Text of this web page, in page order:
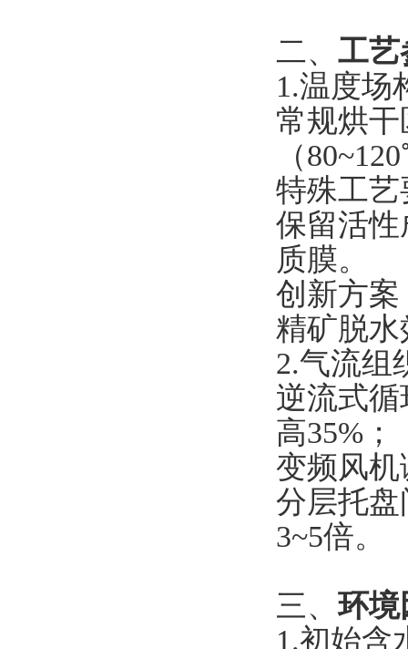
二、 工艺
1.温度场
常规烘
（
特殊工
保留活
质膜。
创新方
精矿脱水
2.气流组
逆流式
高35%；
变频风机
分层托
3~5倍。
三、环境
1.初始含